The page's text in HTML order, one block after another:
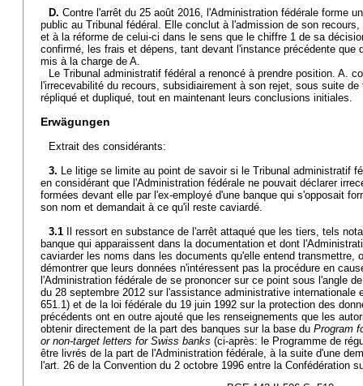
D. Contre l'arrêt du 25 août 2016, l'Administration fédérale forme
public au Tribunal fédéral. Elle conclut à l'admission de son
et à la réforme de celui-ci dans le sens que le chiffre 1 de sa
confirmé, les frais et dépens, tant devant l'instance précédente que
mis à la charge de A.
Le Tribunal administratif fédéral a renoncé à prendre position. A.
l'irrecevabilité du recours, subsidiairement à son rejet, sous suite
répliqué et dupliqué, tout en maintenant leurs conclusions initiales.
Erwägungen
Extrait des considérants:
3. Le litige se limite au point de savoir si le Tribunal administratif
en considérant que l'Administration fédérale ne pouvait déclarer
formées devant elle par l'ex-employé d'une banque qui s'opposait
son nom et demandait à ce qu'il reste caviardé.
3.1
Il ressort en substance de l'arrêt attaqué que les tiers, tels
banque qui apparaissent dans la documentation et dont
caviarder les noms dans les documents qu'elle entend transmettre,
démontrer que leurs données n'intéressent pas la procédure en
l'Administration fédérale de se prononcer sur ce point sous l'angle
du 28 septembre 2012 sur l'assistance administrative internationale
651.1) et de la loi fédérale du 19 juin 1992 sur la protection des
précédents ont en outre ajouté que les renseignements que les
obtenir directement de la part des banques sur la base du Program
or non-target letters for Swiss banks (ci-après: le Programme de
être livrés de la part de l'Administration fédérale, à la suite d'une
l'art. 26 de la Convention du 2 octobre 1996 entre la Confédération